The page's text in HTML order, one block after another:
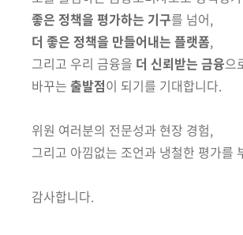
좋은 정책을 평가하는 기구를 넘어,
더 좋은 정책을 만들어내는 플랫폼,
그리고 우리 금융을 더 신뢰받는 금융으
바꾸는 출발점이 되기를 기대합니다.
위원 여러분의 전문성과 현장 경험,
그리고 아낌없는 조언과 냉철한 평가를
감사합니다.